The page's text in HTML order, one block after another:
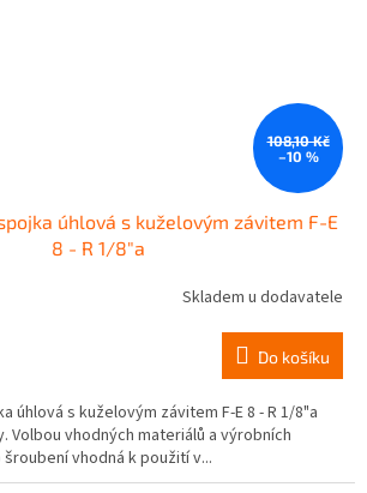
108,10 Kč
–10 %
úhlová s kuželovým závitem F-E
8 - R 1/8"a
Skladem u dodavatele
Do košíku
úhlová s kuželovým závitem F-E 8 - R 1/8"a
Volbou vhodných materiálů a výrobních
vhodná k použití v...